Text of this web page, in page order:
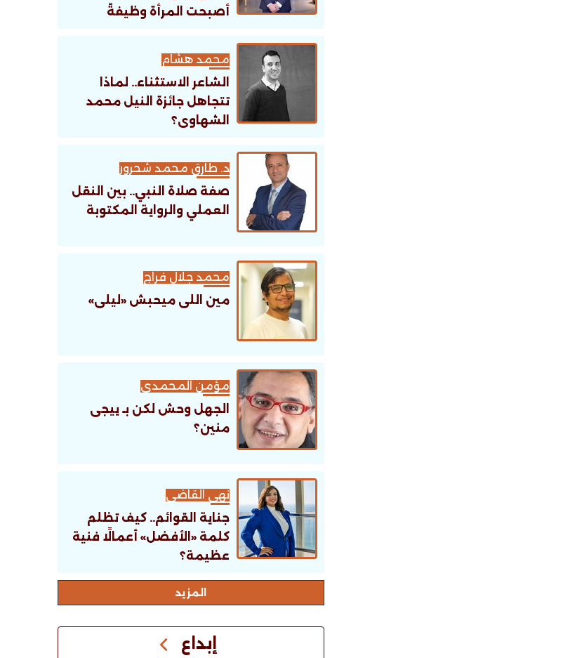
أصبحت المرأة وظيفةً
محمد هشام
الشاعر الاستثناء.. لماذا
تتجاهل جائزة النيل محمد
الشهاوى؟
د. طارق محمد شحرور
صفة صلاة النبي.. بين النقل
العملي والرواية المكتوبة
محمد جلال فراج
مين اللى ميحبش «ليلى»
مؤمن المحمدى
الجهل وحش لكن بـ ييجى
منين؟
نهى القاضى
جناية القوائم.. كيف تظلم
كلمة «الأفضل» أعمالًا فنية
عظيمة؟
اﻟﻤﺰﻳﺪ
إبداع